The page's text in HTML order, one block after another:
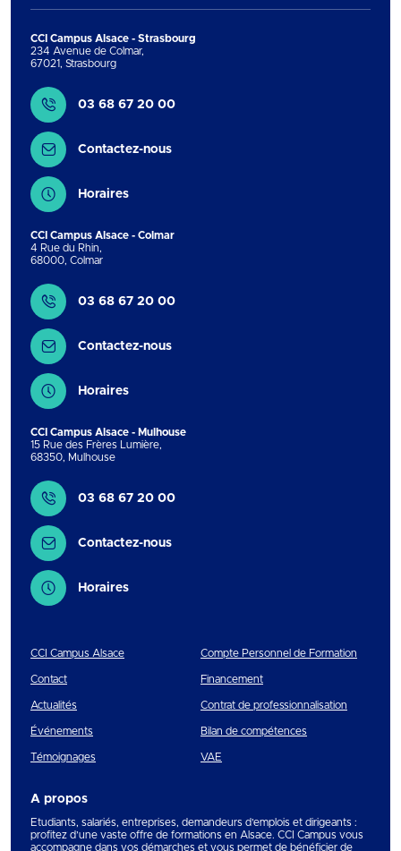
CCI Campus Alsace - Strasbourg
234 Avenue de Colmar,
67021, Strasbourg
Contact
03 68 67 20 00
Contactez-nous
Horaires
CCI Campus Alsace - Colmar
4 Rue du Rhin,
68000, Colmar
Contact
03 68 67 20 00
Contactez-nous
Horaires
CCI Campus Alsace - Mulhouse
15 Rue des Frères Lumière,
68350, Mulhouse
Contact
03 68 67 20 00
Contactez-nous
Horaires
CCI Campus Alsace
Contact
Actualités
Événements
Témoignages
Compte Personnel de Formation
Financement
Contrat de professionnalisation
Bilan de compétences
VAE
A propos
Etudiants, salariés, entreprises, demandeurs d’emplois et dirigeants :
profitez d’une vaste offre de formations en Alsace. CCI Campus vous
accompagne dans vos démarches et vous permet de bénéficier de